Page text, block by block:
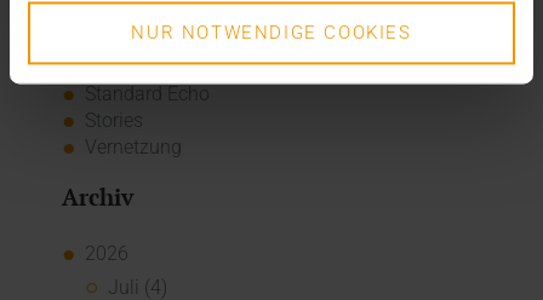
NUR NOTWENDIGE COOKIES
Presse
Report
Standard Echo
Stories
Vernetzung
Archiv
2026
Juli (4)